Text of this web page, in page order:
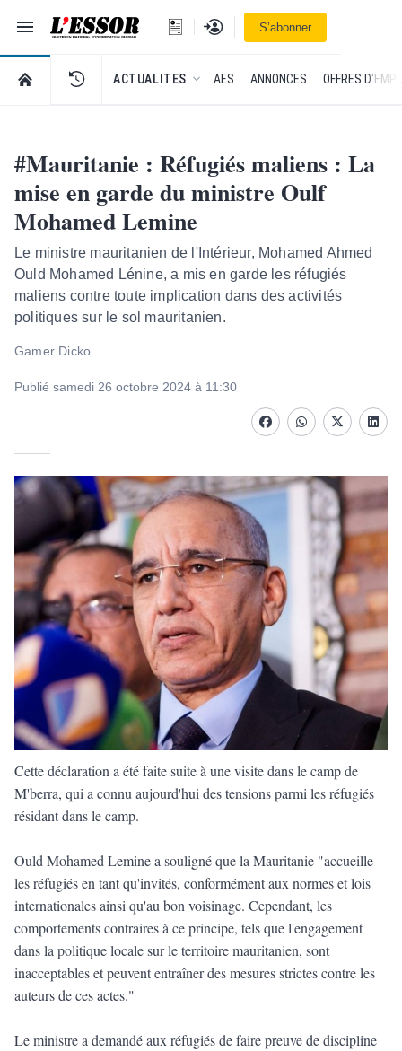
Navigation
L'Essor - retour à la une
Se connecterS’abonner
RETOUR À LA PAGE D’ACCUEIL DE L'ESSOR
ACTUALITES AES ANNONCES OFFRES
#Mauritanie : Réfugiés maliens : La
mise en garde du ministre Oulf
Mohamed Lemine
Le ministre mauritanien de l'Intérieur, Mohamed Ahmed
Ould Mohamed Lénine, a mis en garde les réfugiés
maliens contre toute implication dans des activités
politiques sur le sol mauritanien.
Gamer Dicko
Publié samedi 26 octobre 2024 à 11:30
FacebookwhatsappTwitter
Cette déclaration a été faite suite à une visite dans le camp de
M'berra, qui a connu aujourd'hui des tensions parmi les réfugiés
résidant dans le camp.
Ould Mohamed Lemine a souligné que la Mauritanie "accueille
les réfugiés en tant qu'invités, conformément aux normes et lois
internationales ainsi qu'au bon voisinage. Cependant, les
comportements contraires à ce principe, tels que l'engagement
dans la politique locale sur le territoire mauritanien, sont
inacceptables et peuvent entraîner des mesures strictes contre les
auteurs de ces actes."
Le ministre a demandé aux réfugiés de faire preuve de discipline